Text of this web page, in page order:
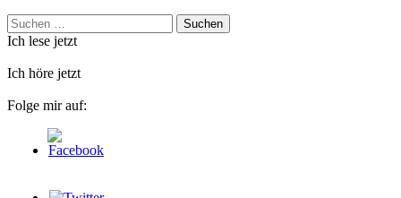
Suchen
nach:
Ich lese jetzt
Ich höre jetzt
Folge mir auf: